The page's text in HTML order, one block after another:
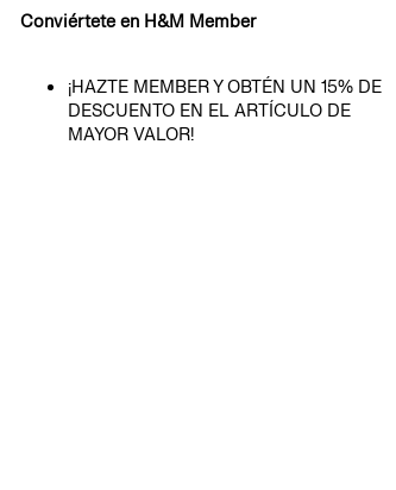
Conviértete en H&M Member
¡HAZTE MEMBER Y OBTÉN UN 15% DE
DESCUENTO EN EL ARTÍCULO DE
MAYOR VALOR!